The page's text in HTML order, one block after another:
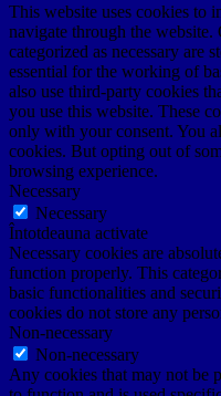
This website uses cookies to
navigate through the website.
categorized as necessary are
essential for the working of
also use third-party cookies
you use this website. These
only with your consent. You
cookies. But opting out of
browsing experience.
Necessary
Necessary
Întotdeauna activate
Necessary cookies are
function properly. This
basic functionalities and
cookies do not store any
Non-necessary
Non-necessary
Any cookies that may not be